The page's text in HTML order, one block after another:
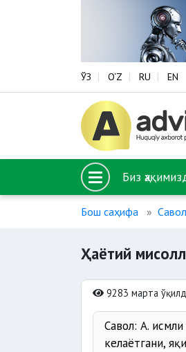
ЎЗ O‘Z RU EN
Биз
Бош саҳифа
Ҳаётий
9283 марта
Савол: А.
келаётгани,